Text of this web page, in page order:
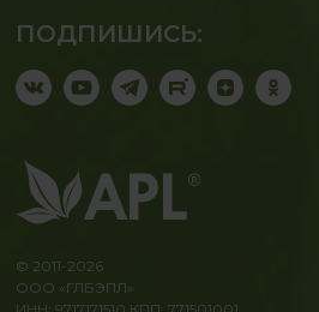
ПОДПИШИСЬ:
© 2011-2026
ООО «ГЛБЭПЛ»